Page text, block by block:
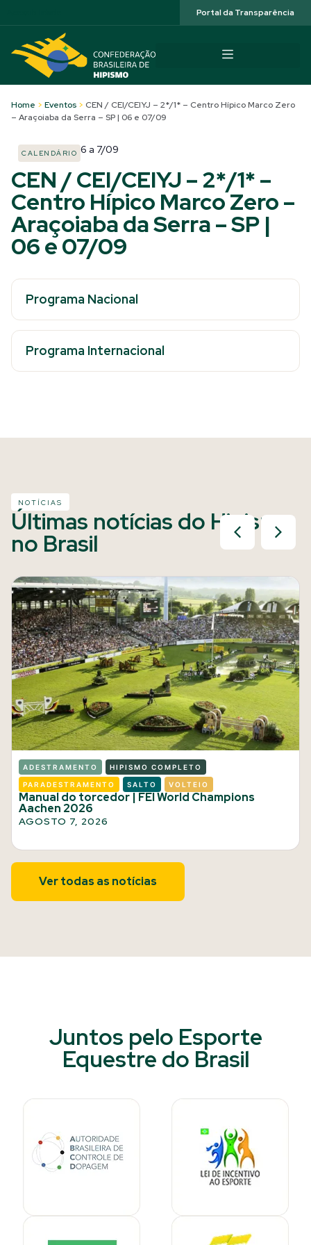
Portal da Transparência
Home > Eventos > CEN / CEI/CEIYJ – 2*/1* – Centro Hípico Marco Zero
– Araçoiaba da Serra – SP | 06 e 07/09
CALENDÁRIO 6 a 7/09
CEN / CEI/CEIYJ – 2*/1* –
Centro Hípico Marco Zero –
Araçoiaba da Serra – SP |
06 e 07/09
Programa Nacional
Programa Internacional
NOTÍCIAS
Últimas notícias do Hipismo
no Brasil
ADESTRAMENTO HIPISMO COMPLETO
PARADESTRAMENTO SALTO VOLTEIO
Manual do torcedor | FEI World Champions
Aachen 2026
AGOSTO 7, 2026
Ver todas as notícias
Juntos pelo Esporte
Equestre do Brasil​